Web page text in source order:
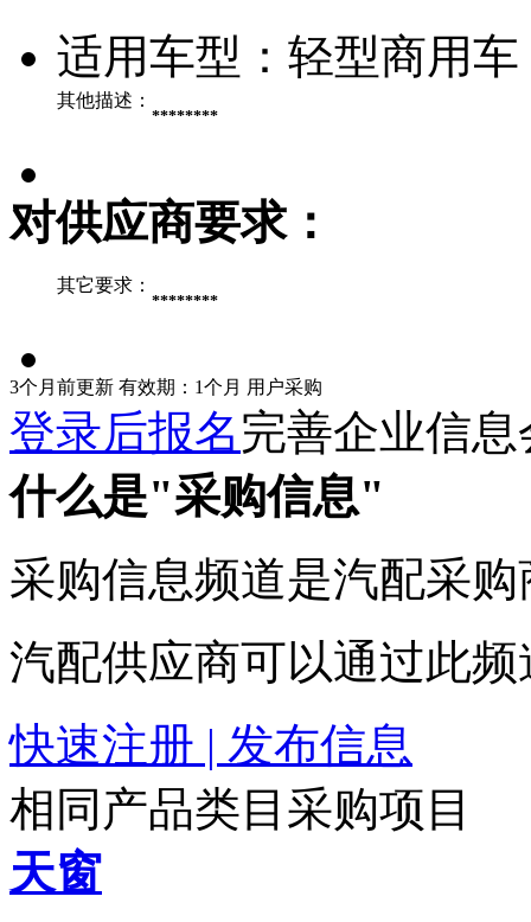
适用车型： 轻型商用车
其他描述：
********
对供应商要求：
其它要求：
********
3个月前更新 有效期：1个月 用户采购
登录后报名完善企业信
什么是"采购信息"
采购信息频道是汽配采
汽配供应商可以通过此
快速注册 | 发布信息
相同产品类目采购项目
天窗